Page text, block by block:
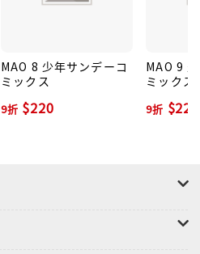
MAO 8 少年サンデーコ
ミックス
9折 $220
MAO 9
ミックス
9折 $220